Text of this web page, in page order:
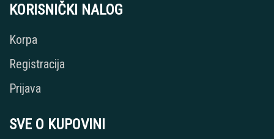
KORISNIČKI NALOG
Korpa
Registracija
Prijava
SVE O KUPOVINI